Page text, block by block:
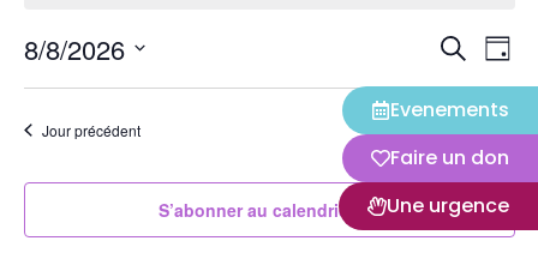
et
de
vues
Recherche
de
Jour
8/8/2026
une
Jour précédent Jour suivant
S’abonner au calendrier
Evenements
Faire un don
Une urgence